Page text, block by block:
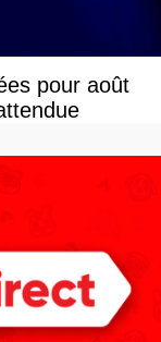
pour août